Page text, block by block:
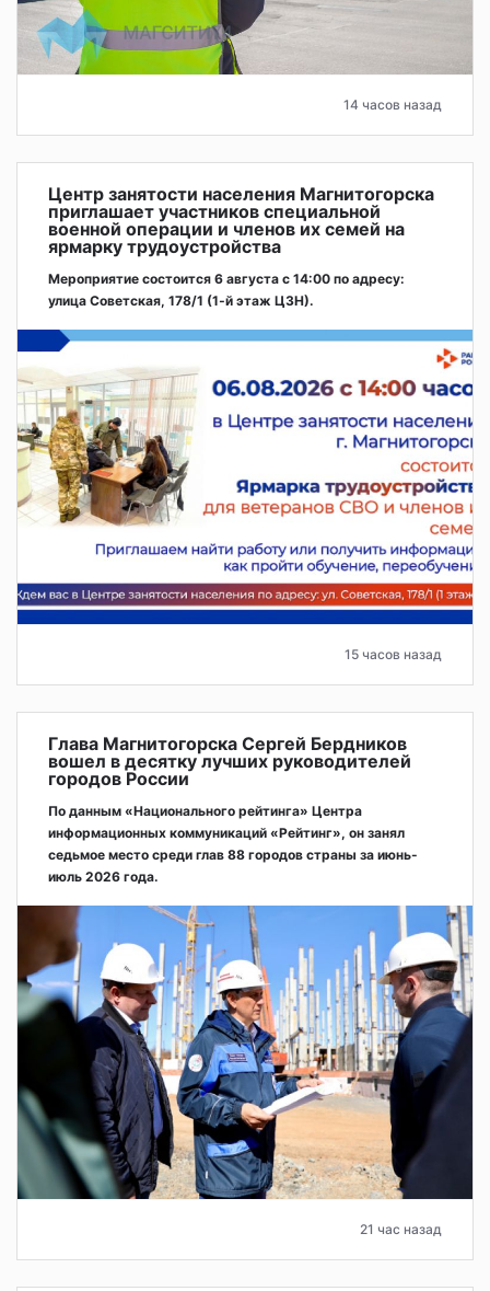
14 часов назад
Центр занятости населения Магнитогорска
приглашает участников специальной
военной операции и членов их семей на
ярмарку трудоустройства
Мероприятие состоится 6 августа с 14:00 по адресу:
улица Советская, 178/1 (1‑й этаж ЦЗН).
15 часов назад
Глава Магнитогорска Сергей Бердников
вошел в десятку лучших руководителей
городов России
По данным «Национального рейтинга» Центра
информационных коммуникаций «Рейтинг», он занял
седьмое место среди глав 88 городов страны за июнь-
июль 2026 года.
21 час назад